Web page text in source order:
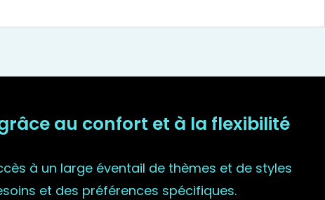
au confort et à la flexibilité
à un large éventail de thèmes et de styles
et des préférences spécifiques.